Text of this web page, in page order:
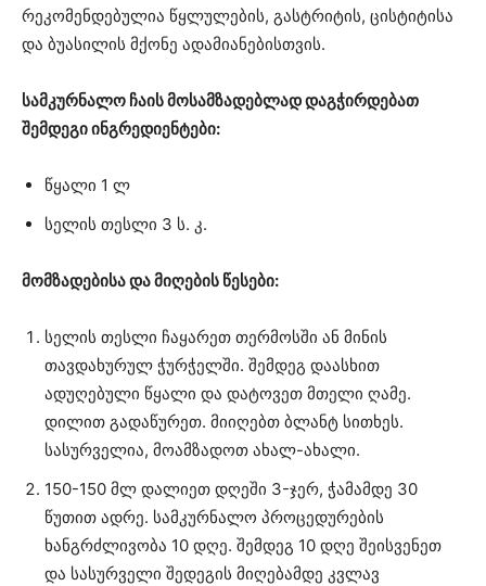
რეკომენდებულია წყლულების, გასტრიტის, ცისტიტისა
და ბუასილის მქონე ადამიანებისთვის.
სამკურნალო ჩაის მოსამზადებლად დაგჭირდებათ
შემდეგი ინგრედიენტები:
წყალი 1 ლ
სელის თესლი 3 ს. კ.
მომზადებისა და მიღების წესები:
სელის თესლი ჩაყარეთ თერმოსში ან მინის
თავდახურულ ჭურჭელში. შემდეგ დაასხით
ადუღებული წყალი და დატოვეთ მთელი ღამე.
დილით გადაწურეთ. მიიღებთ ბლანტ სითხეს.
სასურველია, მოამზადოთ ახალ-ახალი.
150-150 მლ დალიეთ დღეში 3-ჯერ, ჭამამდე 30
წუთით ადრე. სამკურნალო პროცედურების
ხანგრძლივობა 10 დღე. შემდეგ 10 დღე შეისვენეთ
და სასურველი შედეგის მიღებამდე კვლავ